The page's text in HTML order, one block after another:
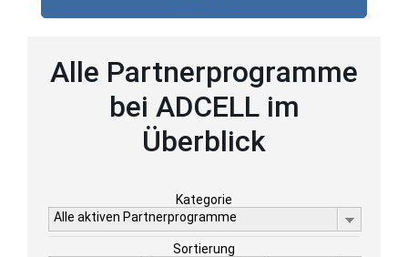
Alle Partnerprogramme
bei ADCELL im
Überblick
Kategorie
Alle aktiven Partnerprogramme
Sortierung